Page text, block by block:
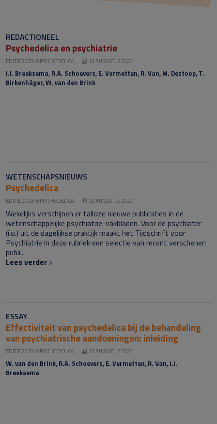
REDACTIONEEL
Psychedelica en psychiatrie
EDITIE 2020/8 PSYCHEDELICA 12 AUGUSTUS 2020
J.J. Breeksema, R.A. Schoevers, E. Vermetten, R. Van, M. Destoop, T.
Birkenhäger, W. van den Brink
WETENSCHAPSNIEUWS
Psychedelica
EDITIE 2020/8 PSYCHEDELICA 12 AUGUSTUS 2020
Wekelijks verschijnen er talloze nieuwe publicaties in de
wetenschappelijke psychiatrie-vakbladen. Voor de psychiater
(i.o.) uit de dagelijkse praktijk maakt het Tijdschrift voor
Psychiatrie in deze rubriek een selectie van recent verschenen
publi...
Lees verder
ESSAY
Effectiviteit van psychedelica bij de behandeling
van psychiatrische aandoeningen: inleiding
EDITIE 2020/8 PSYCHEDELICA 12 AUGUSTUS 2020
W. van den Brink, R.A. Schoevers, E. Vermetten, R. Van, J.J.
Breeksema